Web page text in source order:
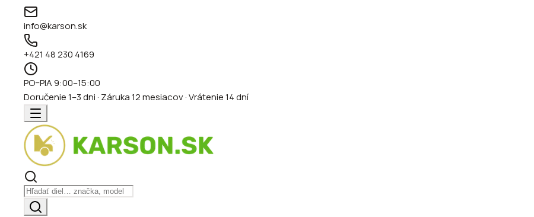
info@karson.sk
+421 48 230 4169
PO–PIA 9:00–15:00
Doručenie 1–3 dni · Záruka 12 mesiacov · Vrátenie 14 dní